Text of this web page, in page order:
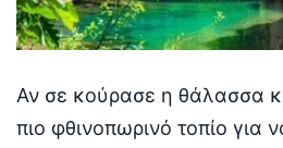
Αν σε κούρασε η θάλασσα
πιο φθινοπωρινό τοπίο για